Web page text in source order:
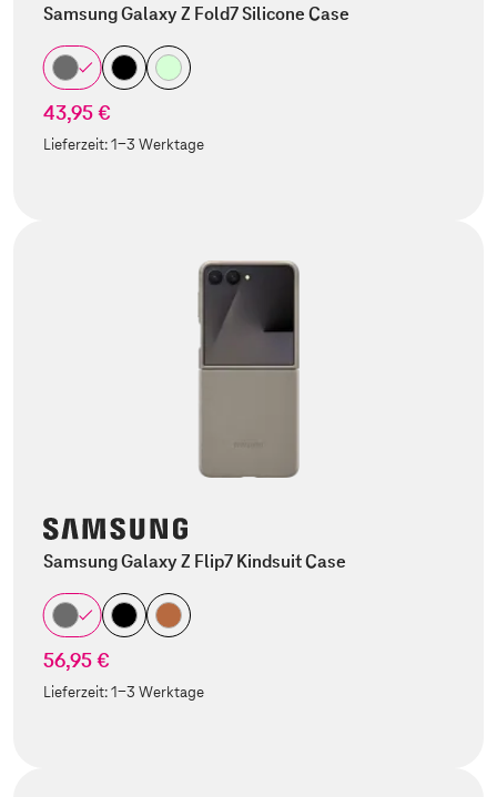
Samsung Galaxy Z Fold7 Silicone Case
43,95 €
Lieferzeit:1-3 Werktage
Samsung Galaxy Z Flip7 Kindsuit Case
56,95 €
Lieferzeit:1-3 Werktage